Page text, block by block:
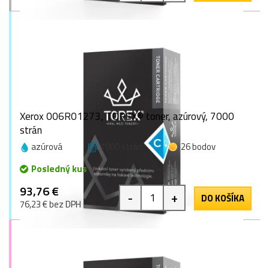
Xerox 006R01273, TOREX® toner, azúrový, 7000
strán
azúrová 7000 strán
26 bodov
Posledný kus
93,76 €
76,23 € bez DPH - + DO KOŠÍKA